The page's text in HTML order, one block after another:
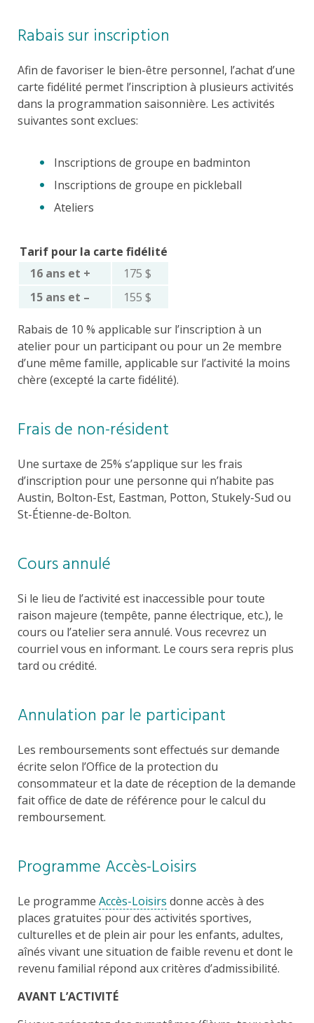
Rabais sur inscription
Afin de favoriser le bien-être personnel, l’achat d’une
carte fidélité permet l’inscription à plusieurs activités
dans la programmation saisonnière. Les activités
suivantes sont exclues:
Inscriptions de groupe en badminton
Inscriptions de groupe en pickleball
Ateliers
Tarif pour la carte fidélité
16 ans et +
175 $
15 ans et –
155 $
Rabais de 10 % applicable sur l’inscription à un
atelier pour un participant ou pour un 2e membre
d’une même famille, applicable sur l’activité la moins
chère (excepté la carte fidélité).
Frais de non-résident
Une surtaxe de 25% s’applique sur les frais
d’inscription pour une personne qui n’habite pas
Austin, Bolton-Est, Eastman, Potton, Stukely-Sud ou
St-Étienne-de-Bolton.
Cours annulé
Si le lieu de l’activité est inaccessible pour toute
raison majeure (tempête, panne électrique, etc.), le
cours ou l’atelier sera annulé. Vous recevrez un
courriel vous en informant. Le cours sera repris plus
tard ou crédité.
Annulation par le participant
Les remboursements sont effectués sur demande
écrite selon l’Office de la protection du
consommateur et la date de réception de la demande
fait office de date de référence pour le calcul du
remboursement.
Programme Accès-Loisirs
Le programme Accès-Loisirs donne accès à des
places gratuites pour des activités sportives,
culturelles et de plein air pour les enfants, adultes,
aînés vivant une situation de faible revenu et dont le
revenu familial répond aux critères d’admissibilité.
AVANT L’ACTIVITÉ